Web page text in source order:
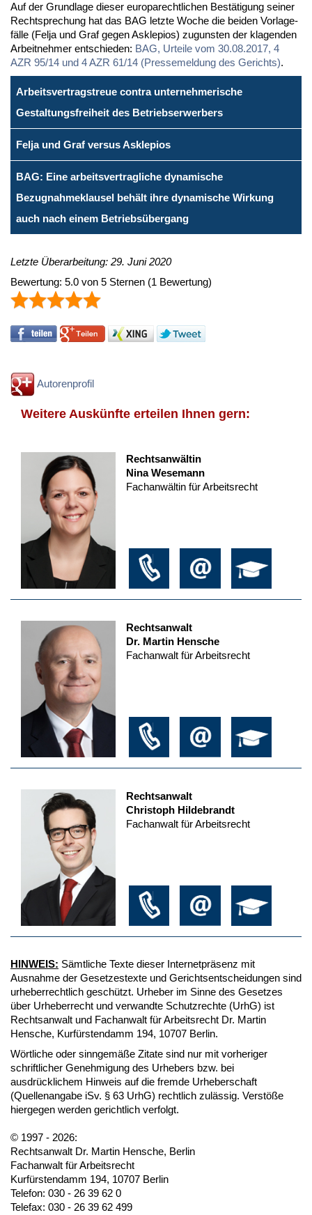
Auf der Grund­la­ge die­ser eu­ro­pa­recht­li­chen Be­stä­ti­gung sei­ner
Recht­spre­chung hat das BAG letz­te Wo­che die bei­den Vor­la­ge­
fäl­le (Fel­ja und Graf ge­gen As­kle­pios) zu­guns­ten der kla­gen­den
Ar­beit­neh­mer ent­schie­den: BAG, Ur­tei­le vom 30.08.2017, 4
AZR 95/14 und 4 AZR 61/14 (Pres­se­mel­dung des Ge­richts).
Arbeitsvertragstreue contra unternehmerische
Gestaltungsfreiheit des Betriebserwerbers
Felja und Graf versus Asklepios
BAG: Eine arbeitsvertragliche dynamische
Bezugnahmeklausel behält ihre dynamische Wirkung
auch nach einem Betriebsübergang
Letzte Überarbeitung: 29. Juni 2020
Bewertung: 5.0 von 5 Sternen (1 Bewertung)
Autorenprofil
Weitere Auskünfte erteilen Ihnen gern:
Rechtsanwältin
Nina Wesemann
Fachanwältin für Arbeitsrecht
Rechtsanwalt
Dr. Martin Hensche
Fachanwalt für Arbeitsrecht
Rechtsanwalt
Christoph Hildebrandt
Fachanwalt für Arbeitsrecht
HINWEIS: Sämtliche Texte dieser Internetpräsenz mit
Ausnahme der Gesetzestexte und Gerichtsentscheidungen sind
urheberrechtlich geschützt. Urheber im Sinne des Gesetzes
über Urheberrecht und verwandte Schutzrechte (UrhG) ist
Rechtsanwalt und Fachanwalt für Arbeitsrecht Dr. Martin
Hensche, Kurfürstendamm 194, 10707 Berlin.
Wörtliche oder sinngemäße Zitate sind nur mit vorheriger
schriftlicher Genehmigung des Urhebers bzw. bei
ausdrücklichem Hinweis auf die fremde Urheberschaft
(Quellenangabe iSv. § 63 UrhG) rechtlich zulässig. Verstöße
hiergegen werden gerichtlich verfolgt.
© 1997 - 2026:
Rechtsanwalt Dr. Martin Hensche, Berlin
Fachanwalt für Arbeitsrecht
Kurfürstendamm 194, 10707 Berlin
Telefon: 030 - 26 39 62 0
Telefax: 030 - 26 39 62 499